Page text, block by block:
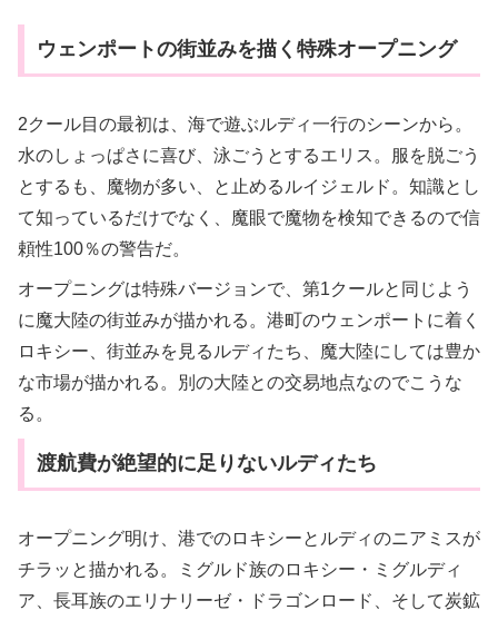
ウェンポートの街並みを描く特殊オープニング
2クール目の最初は、海で遊ぶルディ一行のシーンから。
水のしょっぱさに喜び、泳ごうとするエリス。服を脱ごう
とするも、魔物が多い、と止めるルイジェルド。知識とし
て知っているだけでなく、魔眼で魔物を検知できるので信
頼性100％の警告だ。
オープニングは特殊バージョンで、第1クールと同じよう
に魔大陸の街並みが描かれる。港町のウェンポートに着く
ロキシー、街並みを見るルディたち、魔大陸にしては豊か
な市場が描かれる。別の大陸との交易地点なのでこうな
る。
渡航費が絶望的に足りないルディたち
オープニング明け、港でのロキシーとルディのニアミスが
チラッと描かれる。ミグルド族のロキシー・ミグルディ
ア、長耳族のエリナリーゼ・ドラゴンロード、そして炭鉱